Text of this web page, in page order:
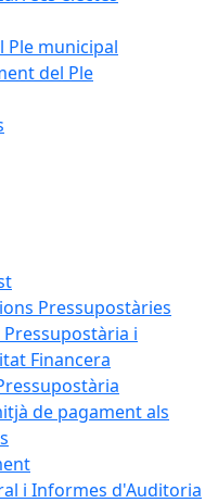
municipal
del Ple
Pressupostàries
i
Financera
de pagament als
i Informes d'Auditoria